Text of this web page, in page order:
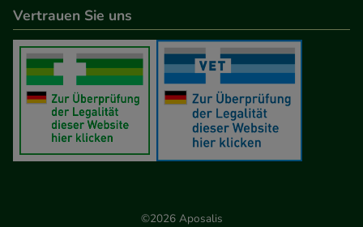
Vertrauen Sie uns
©2026 Aposalis